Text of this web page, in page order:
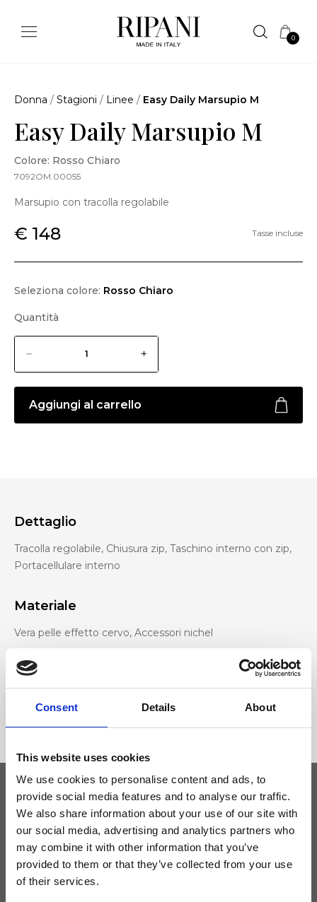
Consent Details About
This website uses cookies
We use cookies to personalise content and ads, to
provide social media features and to analyse our traffic.
We also share information about your use of our site with
our social media, advertising and analytics partners who
may combine it with other information that you’ve
provided to them or that they’ve collected from your use
of their services.
0
Donna / Stagioni / Linee / Easy Daily Marsupio M
Easy Daily Marsupio M
Colore: Rosso Chiaro
7092OM.00055
Marsupio con tracolla regolabile
€ 148 Tasse incluse
Seleziona colore: Rosso Chiaro
Quantità
Aggiungi al carrello
Dettaglio
Tracolla regolabile, Chiusura zip, Taschino interno con zip,
Portacellulare interno
Materiale
Vera pelle effetto cervo, Accessori nichel
Dimensione
Tieniti aggiornato
Non perdere le novità di Ripani, iscriviti alla newsletter!